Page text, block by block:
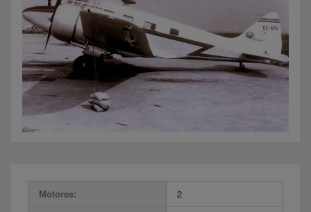
Motores:
2